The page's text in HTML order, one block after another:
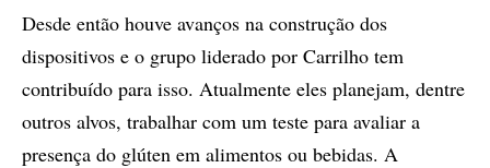
Desde então houve avanços na construção dos
dispositivos e o grupo liderado por Carrilho tem
contribuído para isso. Atualmente eles planejam, dentre
outros alvos, trabalhar com um teste para avaliar a
presença do glúten em alimentos ou bebidas. A